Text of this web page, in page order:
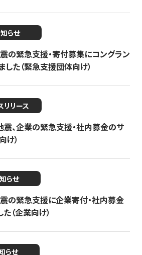
らせ
の緊急支援・寄付募集にコングラン
た（緊急支援団体向け）
リリース
震、企業の緊急支援・社内募金のサ
け）
らせ
の緊急支援に企業寄付・社内募金
（企業向け）
らせ